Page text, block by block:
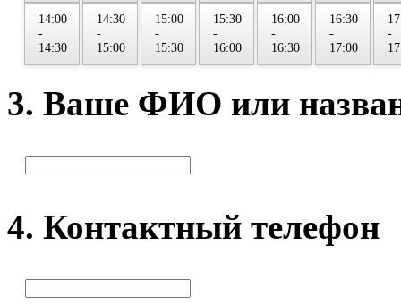
14:00
-
14:30
14:30
-
15:00
15:00
-
15:30
15:30
-
16:00
16:00
-
16:30
16:30
-
17:00
-
3. Ваше ФИО или
4. Контактный телефон